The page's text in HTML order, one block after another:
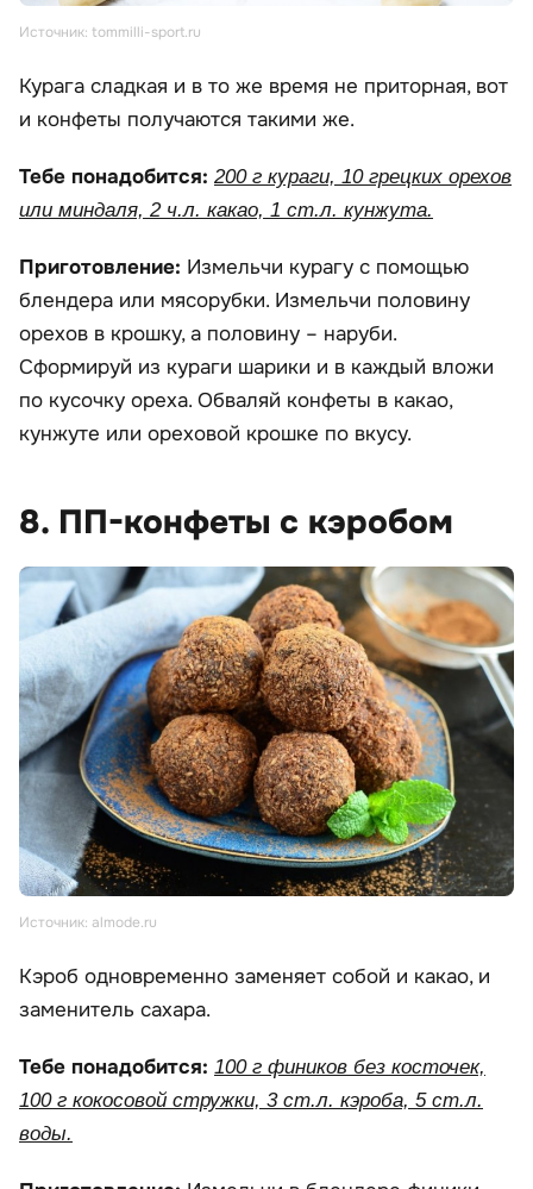
Источник: tommilli-sport.ru
Курага сладкая и в то же время не приторная, вот
и конфеты получаются такими же.
Тебе понадобится: 200 г кураги, 10 грецких орехов
или миндаля, 2 ч.л. какао, 1 ст.л. кунжута.
Приготовление: Измельчи курагу с помощью
блендера или мясорубки. Измельчи половину
орехов в крошку, а половину – наруби.
Сформируй из кураги шарики и в каждый вложи
по кусочку ореха. Обваляй конфеты в какао,
кунжуте или ореховой крошке по вкусу.
8. ПП-конфеты с кэробом
Источник: almode.ru
Кэроб одновременно заменяет собой и какао, и
заменитель сахара.
Тебе понадобится: 100 г фиников без косточек,
100 г кокосовой стружки, 3 ст.л. кэроба, 5 ст.л.
воды.